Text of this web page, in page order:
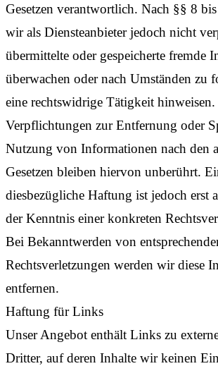
Gesetzen verantwortlich. Nach §§ 8
wir als Diensteanbieter jedoch nicht
übermittelte oder gespeicherte fremde
überwachen oder nach Umständen zu
eine rechtswidrige Tätigkeit hinweisen.
Verpflichtungen zur Entfernung oder
Nutzung von Informationen nach den
Gesetzen bleiben hiervon unberührt.
diesbezügliche Haftung ist jedoch erst
der Kenntnis einer konkreten
Bei Bekanntwerden von
Rechtsverletzungen werden wir diese
entfernen.
Haftung für Links
Unser Angebot enthält Links zu
Dritter, auf deren Inhalte wir keinen